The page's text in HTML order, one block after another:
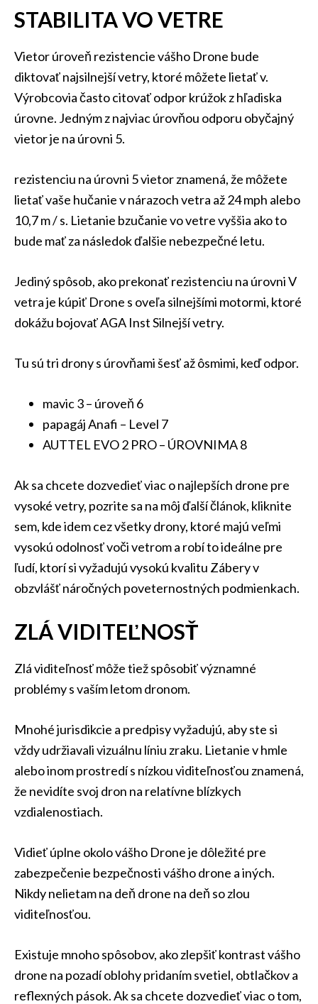
STABILITA VO VETRE
Vietor úroveň rezistencie vášho Drone bude
diktovať najsilnejší vetry, ktoré môžete lietať v.
Výrobcovia často citovať odpor krúžok z hľadiska
úrovne. Jedným z najviac úrovňou odporu obyčajný
vietor je na úrovni 5.
rezistenciu na úrovni 5 vietor znamená, že môžete
lietať vaše hučanie v nárazoch vetra až 24 mph alebo
10,7 m / s. Lietanie bzučanie vo vetre vyššia ako to
bude mať za následok ďalšie nebezpečné letu.
Jediný spôsob, ako prekonať rezistenciu na úrovni V
vetra je kúpiť Drone s oveľa silnejšími motormi, ktoré
dokážu bojovať AGA Inst Silnejší vetry.
Tu sú tri drony s úrovňami šesť až ôsmimi, keď odpor.
mavic 3 – úroveň 6
papagáj Anafi – Level 7
AUTTEL EVO 2 PRO – ÚROVNIMA 8
Ak sa chcete dozvedieť viac o najlepších drone pre
vysoké vetry, pozrite sa na môj ďalší článok, kliknite
sem, kde idem cez všetky drony, ktoré majú veľmi
vysokú odolnosť voči vetrom a robí to ideálne pre
ľudí, ktorí si vyžadujú vysokú kvalitu Zábery v
obzvlášť náročných poveternostných podmienkach.
ZLÁ VIDITEĽNOSŤ
Zlá viditeľnosť môže tiež spôsobiť významné
problémy s vaším letom dronom.
Mnohé jurisdikcie a predpisy vyžadujú, aby ste si
vždy udržiavali vizuálnu líniu zraku. Lietanie v hmle
alebo inom prostredí s nízkou viditeľnosťou znamená,
že nevidíte svoj dron na relatívne blízkych
vzdialenostiach.
Vidieť úplne okolo vášho Drone je dôležité pre
zabezpečenie bezpečnosti vášho drone a iných.
Nikdy nelietam na deň drone na deň so zlou
viditeľnosťou.
Existuje mnoho spôsobov, ako zlepšiť kontrast vášho
drone na pozadí oblohy pridaním svetiel, obtlačkov a
reflexných pások. Ak sa chcete dozvedieť viac o tom,